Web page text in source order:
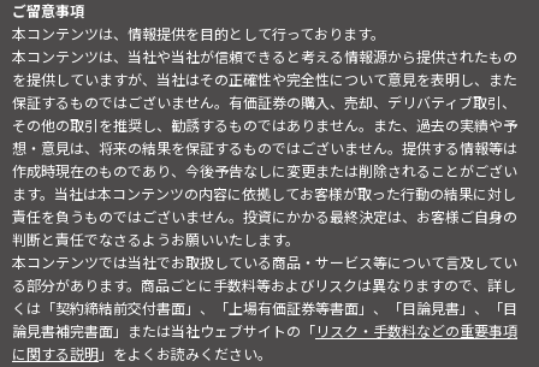
ご留意事項
本コンテンツは、情報提供を目的として行っております。
本コンテンツは、当社や当社が信頼できると考える情報源から提供されたもの
を提供していますが、当社はその正確性や完全性について意見を表明し、また
保証するものではございません。有価証券の購入、売却、デリバティブ取引、
その他の取引を推奨し、勧誘するものではありません。また、過去の実績や予
想・意見は、将来の結果を保証するものではございません。提供する情報等は
作成時現在のものであり、今後予告なしに変更または削除されることがござい
ます。当社は本コンテンツの内容に依拠してお客様が取った行動の結果に対し
責任を負うものではございません。投資にかかる最終決定は、お客様ご自身の
判断と責任でなさるようお願いいたします。
本コンテンツでは当社でお取扱している商品・サービス等について言及してい
る部分があります。商品ごとに手数料等およびリスクは異なりますので、詳し
くは「契約締結前交付書面」、「上場有価証券等書面」、「目論見書」、「目
論見書補完書面」または当社ウェブサイトの「リスク・手数料などの重要事項
に関する説明」をよくお読みください。